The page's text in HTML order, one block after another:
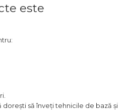
este
să înveți tehnicile de bază și